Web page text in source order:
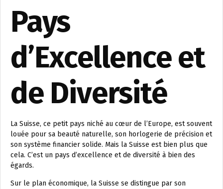
Pays
d’Excellence et
de Diversité
La Suisse, ce petit pays niché au cœur de l’Europe, est souvent
louée pour sa beauté naturelle, son horlogerie de précision et
son système financier solide. Mais la Suisse est bien plus que
cela. C’est un pays d’excellence et de diversité à bien des
égards.
Sur le plan économique, la Suisse se distingue par son